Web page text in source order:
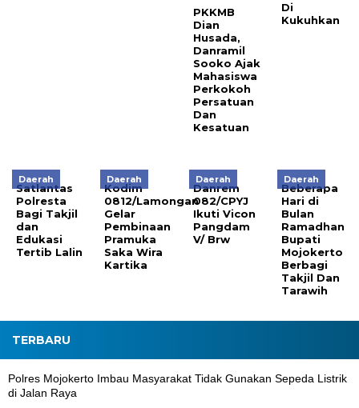
PKKMB
Dian
Husada,
Danramil
Sooko Ajak
Mahasiswa
Perkokoh
Persatuan
Dan
Kesatuan
Di
Kukuhkan
Daerah
Satlantas
Polresta
Bagi Takjil
dan
Edukasi
Tertib Lalin
Daerah
Kodim
0812/Lamongan
Gelar
Pembinaan
Pramuka
Saka Wira
Kartika
Daerah
Danrem
082/CPYJ
Ikuti Vicon
Pangdam
V/ Brw
Daerah
Beberapa
Hari di
Bulan
Ramadhan
Bupati
Mojokerto
Berbagi
Takjil Dan
Tarawih
TERBARU
Polres Mojokerto Imbau Masyarakat Tidak Gunakan Sepeda Listrik
di Jalan Raya